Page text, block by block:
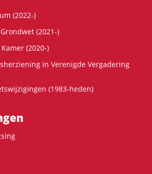
(2022-)
(2021-)
(2020-)
in Verenigde Vergadering
(1983-heden)